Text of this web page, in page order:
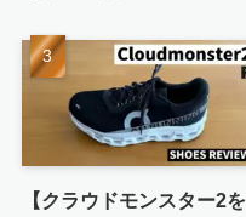
【クラウドモンスター2を